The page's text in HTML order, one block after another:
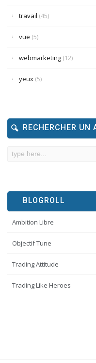
travail (45)
vue (5)
webmarketing (12)
yeux (5)
RECHERCHER UN
BLOGROLL
Ambition Libre
Objectif Tune
Trading Attitude
Trading Like Heroes